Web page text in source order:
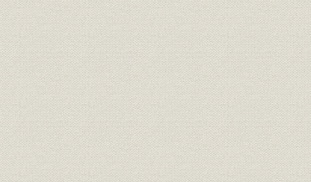
第一一章
補章
後口絵
歴代社長・功労者
資料
1 社員総代
2 審議委員